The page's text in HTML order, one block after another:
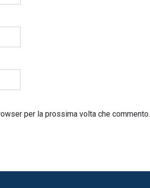
per la prossima volta che commento.